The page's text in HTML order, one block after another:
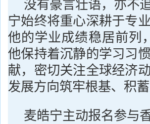
没有豪言壮语，亦不
宁始终将重心深耕于专
他的学业成绩稳居前列
他保持着沉静的学习习
献，密切关注全球经济
发展方向筑牢根基、积蓄
麦皓宁主动报名参与